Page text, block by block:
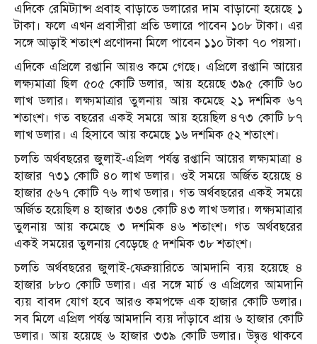
এদিকে রেমিট্যান্স প্রবাহ বাড়াতে ডলারের দাম বাড়ানো হয়েছে ১
টাকা। ফলে এখন প্রবাসীরা প্রতি ডলারে পাবেন ১০৮ টাকা। এর
সঙ্গে আড়াই শতাংশ প্রণোদনা মিলে পাবেন ১১০ টাকা ৭০ পয়সা।
এদিকে এপ্রিলে রপ্তানি আয়ও কমে গেছে। এপ্রিলে রপ্তানি আয়ের
লক্ষ্যমাত্রা ছিল ৫০৫ কোটি ডলার, আয় হয়েছে ৩৯৫ কোটি ৬০
লাখ ডলার। লক্ষ্যমাত্রার তুলনায় আয় কমেছে ২১ দশমিক ৬৭
শতাংশ। গত বছরের একই সময়ে আয় হয়েছিল ৪৭৩ কোটি ৮৭
লাখ ডলার। এ হিসাবে আয় কমেছে ১৬ দশমিক ৫২ শতাংশ।
চলতি অর্থবছরের জুলাই-এপ্রিল পর্যন্ত রপ্তানি আয়ের লক্ষ্যমাত্রা ৪
হাজার ৭৩১ কোটি ৪০ লাখ ডলার। ওই সময়ে অর্জিত হয়েছে ৪
হাজার ৫৬৭ কোটি ৭৬ লাখ ডলার। গত অর্থবছরের একই সময়ে
অর্জিত হয়েছিল ৪ হাজার ৩৩৪ কোটি ৪৩ লাখ ডলার। লক্ষ্যমাত্রার
তুলনায় আয় কমেছে ৩ দশমিক ৪৬ শতাংশ। গত অর্থবছরের
একই সময়ের তুলনায় বেড়েছে ৫ দশমিক ৩৮ শতাংশ।
চলতি অর্থবছরের জুলাই-ফেব্রুয়ারিতে আমদানি ব্যয় হয়েছে ৪
হাজার ৮৮০ কোটি ডলার। এর সঙ্গে মার্চ ও এপ্রিলের আমদানি
ব্যয় বাবদ যোগ হবে আরও কমপক্ষে এক হাজার কোটি ডলার।
সব মিলে এপ্রিল পর্যন্ত আমদানি ব্যয় দাঁড়াবে প্রায় ৬ হাজার কোটি
ডলার। আয় হয়েছে ৬ হাজার ৩৩৯ কোটি ডলার। উদ্বৃত্ত থাকবে